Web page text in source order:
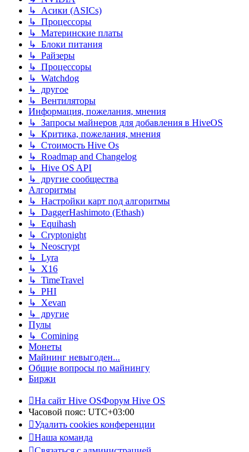
↳ Асики (ASICs)
↳ Процессоры
↳ Материнские платы
↳ Блоки питания
↳ Райзеры
↳ Процессоры
↳ Watchdog
↳ другое
↳ Вентиляторы
Информация, пожелания, мнения
↳ Запросы майнеров для добавления в HiveOS
↳ Критика, пожелания, мнения
↳ Стоимость Hive Os
↳ Roadmap and Changelog
↳ Hive OS API
↳ другие сообщества
Алгоритмы
↳ Настройки карт под алгоритмы
↳ DaggerHashimoto (Ethash)
↳ Equihash
↳ Cryptonight
↳ Neoscrypt
↳ Lyra
↳ X16
↳ TimeTravel
↳ PHI
↳ Xevan
↳ другие
Пулы
↳ Comining
Монеты
Майнинг невыгоден...
Общие вопросы по майнингу
Биржи
На сайт Hive OSФорум Hive OS
Часовой пояс: UTC+03:00
Удалить cookies конференции
Наша команда